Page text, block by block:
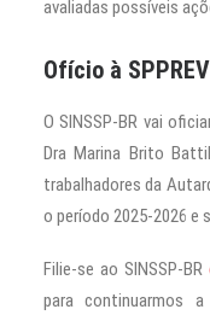
avaliadas possíveis
Ofício à SPPREV
O SINSSP-BR vai
Dra Marina Brito
trabalhadores da
o período 2025-2026 e
Filie-se ao SINSSP-BR
para continuarmos